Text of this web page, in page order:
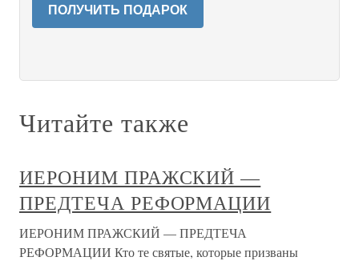
ПОЛУЧИТЬ ПОДАРОК
Читайте также
ИЕРОНИМ ПРАЖСКИЙ —
ПРЕДТЕЧА РЕФОРМАЦИИ
ИЕРОНИМ ПРАЖСКИЙ — ПРЕДТЕЧА
РЕФОРМАЦИИ Кто те святые, которые призваны